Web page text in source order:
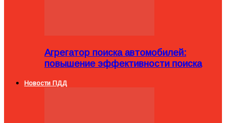
Агрегатор поиска автомобилей:
повышение эффективности поиска
Новости ПДД